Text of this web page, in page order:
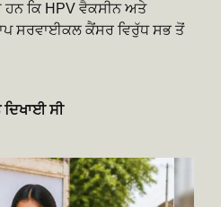
ਕਿ HPV ਵੈਕਸੀਨ ਅਤੇ
ਸਰਵਾਈਕਲ ਕੈਂਸਰ ਵਿਰੁੱਧ ਸਭ ਤੋਂ
ਦਿਖਾਈ ਸੀ